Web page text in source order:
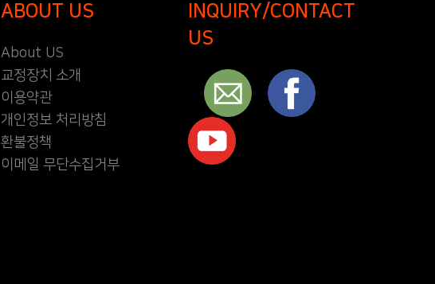
ABOUT US
About US
교정장치 소개
이용약관
개인정보 처리방침
환불정책
이메일 무단수집거부
INQUIRY/CONTACT
US